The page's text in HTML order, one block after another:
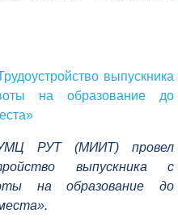
выпускника
на образование до
РУТ (МИИТ) провел
выпускника с
на образование до